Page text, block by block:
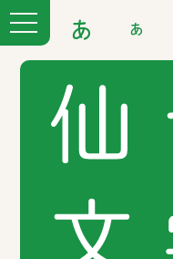
あ あ